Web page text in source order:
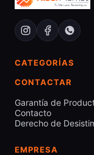
CATEGORÍAS
CONTACTAR
Garantía de
Contacto
Derecho de
EMPRESA